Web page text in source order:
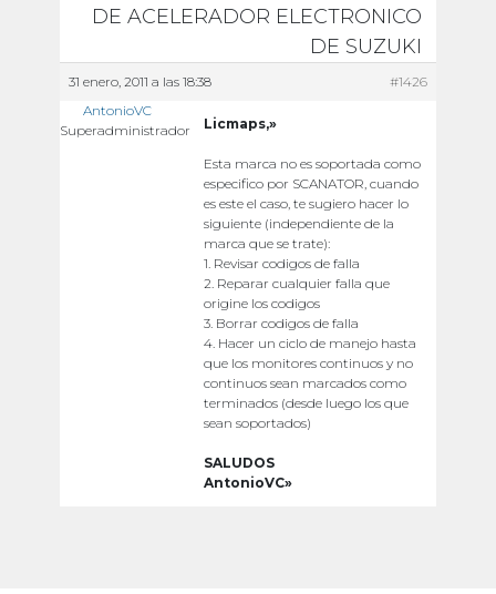
DE ACELERADOR ELECTRONICO
DE SUZUKI
31 enero, 2011 a las 18:38
#1426
AntonioVC
Superadministrador
Licmaps,»
Esta marca no es soportada como
especifico por SCANATOR, cuando
es este el caso, te sugiero hacer lo
siguiente (independiente de la
marca que se trate):
1. Revisar codigos de falla
2. Reparar cualquier falla que
origine los codigos
3. Borrar codigos de falla
4. Hacer un ciclo de manejo hasta
que los monitores continuos y no
continuos sean marcados como
terminados (desde luego los que
sean soportados)
SALUDOS
AntonioVC»